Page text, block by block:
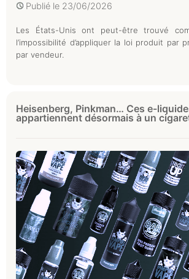
Publié le 23/06/2026
Les États-Unis ont peut-être trouvé
l’impossibilité d’appliquer la loi produit par
par vendeur.
Heisenberg, Pinkman… Ces e-
appartiennent désormais à un